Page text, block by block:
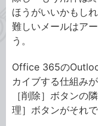
ほうがいいかもし
難しいメールはア
う。
Office 365の
カイブする仕組み
［削除］ボタンの
理］ボタンがそれで